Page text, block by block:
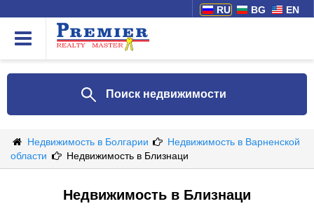
RU BG EN
Поиск недвижимости
Недвижимость в Болгарии
Недвижимость в Варненской
области
Недвижимость в Близнаци
Недвижимость в Близнаци